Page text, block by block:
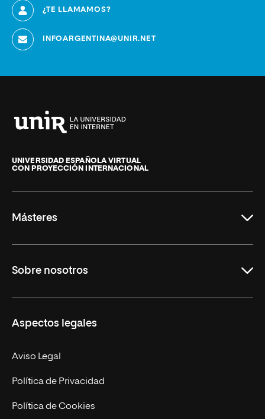
¿TE LLAMAMOS?
INFOARGENTINA@UNIR.NET
de
La
UNIVERSIDAD ESPAÑOLA VIRTUAL
CON PROYECCIÓN INTERNACIONAL
Másteres
Derecho
Empresa
MBA
Marketing y Comunicación
Ingeniería
Sobre nosotros
Nuestro Equipo
Contacto
Aspectos legales
Aviso Legal
Política de Privacidad
Política de Cookies